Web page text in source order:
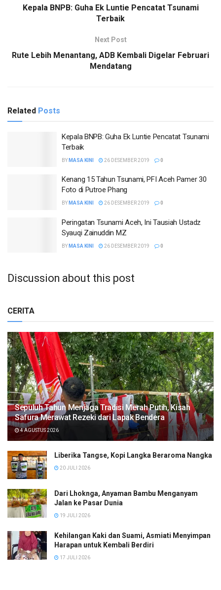
Kepala BNPB: Guha Ek Luntie Pencatat Tsunami
Terbaik
Next Post
Rute Lebih Menantang, ADB Kembali Digelar Februari
Mendatang
Related Posts
Kepala BNPB: Guha Ek Luntie Pencatat Tsunami
Terbaik
BY MASA KINI 26 DESEMBER 2019 0
Kenang 15 Tahun Tsunami, PFI Aceh Pamer 30
Foto di Putroe Phang
BY MASA KINI 26 DESEMBER 2019 0
Peringatan Tsunami Aceh, Ini Tausiah Ustadz
Syauqi Zainuddin MZ
BY MASA KINI 26 DESEMBER 2019 0
Discussion about this post
CERITA
Sepuluh Tahun Menjaga Tradisi Merah Putih, Kisah
Safura Merawat Rezeki dari Lapak Bendera
4 AGUSTUS 2026
Liberika Tangse, Kopi Langka Beraroma Nangka
20 JULI 2026
Dari Lhoknga, Anyaman Bambu Menganyam
Jalan ke Pasar Dunia
19 JULI 2026
Kehilangan Kaki dan Suami, Asmiati Menyimpan
Harapan untuk Kembali Berdiri
17 JULI 2026